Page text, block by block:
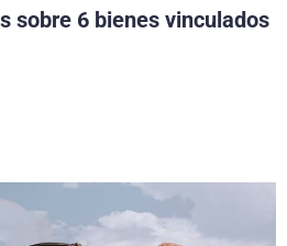
sobre 6 bienes vinculados